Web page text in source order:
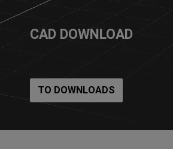
CAD DOWNLOAD
TO DOWNLOADS